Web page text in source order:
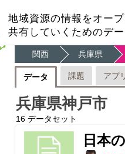
地域資源の情報をオー
共有していくためのデ
関西 兵庫県
データ 課題 アプ
兵庫県神戸市
16 データセット
日本